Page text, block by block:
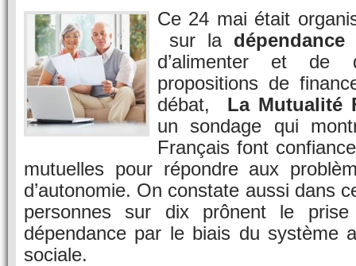
Ce 24 mai était
sur la dépendance
d’alimenter et de
propositions de
débat, La Mutualité
un sondage qui
Français font
mutuelles pour répondre aux
d’autonomie. On constate aussi dans
personnes sur dix prônent le
dépendance par le biais du système
sociale.